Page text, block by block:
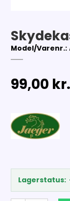
Model/Varenr.:
99,00 kr.
Lagerstatus: